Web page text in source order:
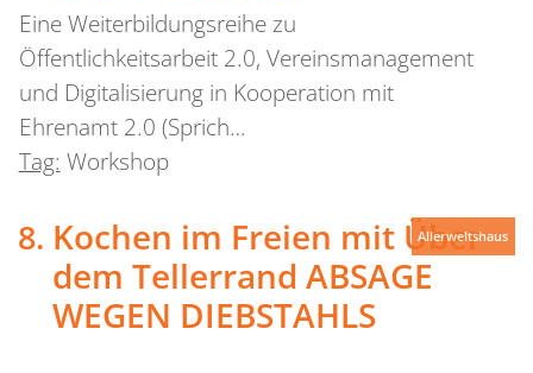
Eine Weiterbildungsreihe zu
Öffentlichkeitsarbeit 2.0, Vereinsmanagement
und Digitalisierung in Kooperation mit
Ehrenamt 2.0 (Sprich…
Tag: Workshop
Kochen im Freien mit Über
dem Tellerrand ABSAGE
WEGEN DIEBSTAHLS
Allerweltshaus